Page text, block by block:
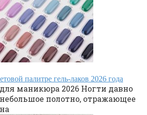
палитре гель-лаков 2026 года
маникюра 2026 Ногти давно
полотно, отражающее